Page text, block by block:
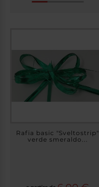
Rafia basic "Sveltostrip"
verde smeraldo...